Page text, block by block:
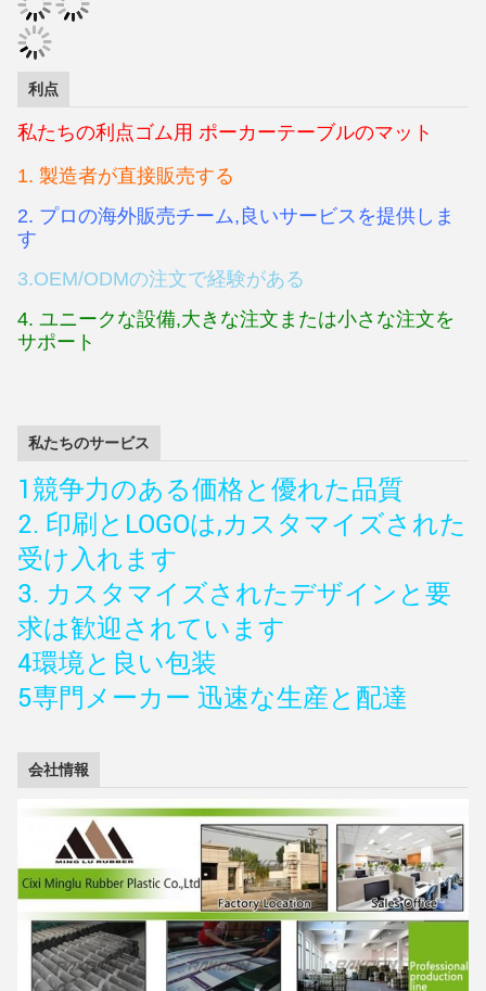
利点
私たちの利点ゴム用 ポーカーテーブルのマット
1. 製造者が直接販売する
2. プロの海外販売チーム,良いサービスを提供しま
す
3.OEM/ODMの注文で経験がある
4. ユニークな設備,大きな注文または小さな注文を
サポート
私たちのサービス
1競争力のある価格と優れた品質
2. 印刷とLOGOは,カスタマイズされた
受け入れます
3. カスタマイズされたデザインと要
求は歓迎されています
4環境と良い包装
5専門メーカー 迅速な生産と配達
会社情報